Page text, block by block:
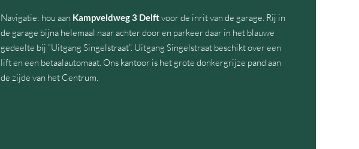
Navigatie: hou aan Kampveldweg 3 Delftvoor de inrit van de garage. Rij in
de garage bijna helemaal naar achter door en parkeer daar in het blauwe
gedeelte bij ”Uitgang Singelstraat”. Uitgang Singelstraat beschikt over een
lift en een betaalautomaat. Ons kantoor is het grote donkergrijze pand aan
de zijde van het Centrum.